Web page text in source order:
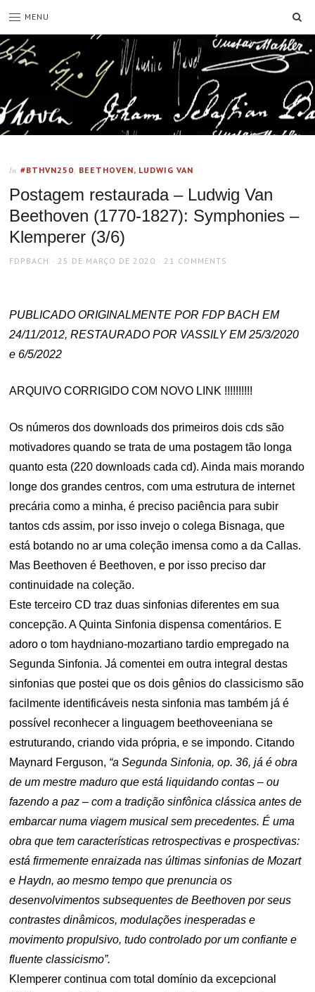
MENU
In #BTHVN250, BEETHOVEN, LUDWIG VAN
Postagem restaurada – Ludwig Van
Beethoven (1770-1827): Symphonies –
Klemperer (3/6)
AUTHOR
FDPBACH
POSTED
25 DE MARÇO DE 2020 21 COMMENTS
PUBLICADO ORIGINALMENTE POR FDP BACH EM
24/11/2012, RESTAURADO POR VASSILY EM 25/3/2020
e 6/5/2022
ARQUIVO CORRIGIDO COM NOVO LINK !!!!!!!!!!
Os números dos downloads dos primeiros dois cds são
motivadores quando se trata de uma postagem tão longa
quanto esta (220 downloads cada cd). Ainda mais morando
longe dos grandes centros, com uma estrutura de internet
precária como a minha, é preciso paciência para subir
tantos cds assim, por isso invejo o colega Bisnaga, que
está botando no ar uma coleção imensa como a da Callas.
Mas Beethoven é Beethoven, e por isso preciso dar
continuidade na coleção.
Este terceiro CD traz duas sinfonias diferentes em sua
concepção. A Quinta Sinfonia dispensa comentários. E
adoro o tom haydniano-mozartiano tardio empregado na
Segunda Sinfonia. Já comentei em outra integral destas
sinfonias que postei que os dois gênios do classicismo são
facilmente identificáveis nesta sinfonia mas também já é
possível reconhecer a linguagem beethoveeniana se
estruturando, criando vida própria, e se impondo. Citando
Maynard Ferguson, “a Segunda Sinfonia, op. 36, já é obra
de um mestre maduro que está liquidando contas – ou
fazendo a paz – com a tradição sinfônica clássica antes de
embarcar numa viagem musical sem precedentes. É uma
obra que tem características retrospectivas e prospectivas:
está firmemente enraizada nas últimas sinfonias de Mozart
e Haydn, ao mesmo tempo que prenuncia os
desenvolvimentos subsequentes de Beethoven por seus
contrastes dinâmicos, modulações inesperadas e
movimento propulsivo, tudo controlado por um confiante e
fluente classicismo”.
Klemperer continua com total domínio da excepcional